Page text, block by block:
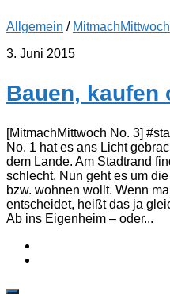
Allgemein / MitmachMittwoch
3. Juni 2015
Bauen, kaufen
[MitmachMittwoch No. 3]
No. 1 hat es ans Licht
dem Lande. Am Stadtrand
schlecht. Nun geht es um
bzw. wohnen wollt. Wenn
entscheidet, heißt das ja
Ab ins Eigenheim – oder...